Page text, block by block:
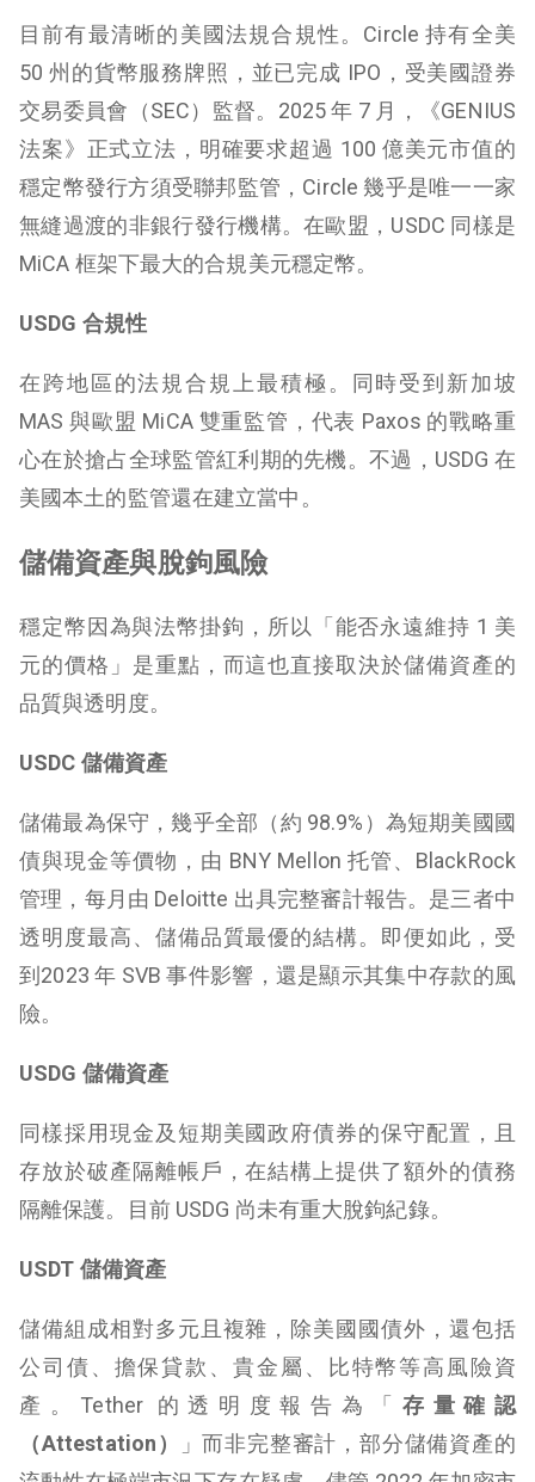
目前有最清晰的美國法規合規性。Circle 持有全美
50 州的貨幣服務牌照，並已完成 IPO，受美國證券
交易委員會（SEC）監督。2025 年 7 月，《GENIUS
法案》正式立法，明確要求超過 100 億美元市值的
穩定幣發行方須受聯邦監管，Circle 幾乎是唯一一家
無縫過渡的非銀行發行機構。在歐盟，USDC 同樣是
MiCA 框架下最大的合規美元穩定幣。
USDG 合規性
在跨地區的法規合規上最積極。同時受到新加坡
MAS 與歐盟 MiCA 雙重監管，代表 Paxos 的戰略重
心在於搶占全球監管紅利期的先機。不過，USDG 在
美國本土的監管還在建立當中。
儲備資產與脫鉤風險
穩定幣因為與法幣掛鉤，所以「能否永遠維持 1 美
元的價格」是重點，而這也直接取決於儲備資產的
品質與透明度。
USDC 儲備資產
儲備最為保守，幾乎全部（約 98.9%）為短期美國國
債與現金等價物，由 BNY Mellon 托管、BlackRock
管理，每月由 Deloitte 出具完整審計報告。是三者中
透明度最高、儲備品質最優的結構。即便如此，受
到2023 年 SVB 事件影響，還是顯示其集中存款的風
險。
USDG 儲備資產
同樣採用現金及短期美國政府債券的保守配置，且
存放於破產隔離帳戶，在結構上提供了額外的債務
隔離保護。目前 USDG 尚未有重大脫鉤紀錄。
USDT 儲備資產
儲備組成相對多元且複雜，除美國國債外，還包括
公司債、擔保貸款、貴金屬、比特幣等高風險資
產。Tether 的透明度報告為「 存量確認
（Attestation）
」而非完整審計，部分儲備資產的